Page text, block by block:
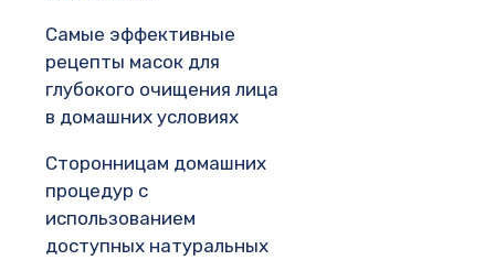
Самые эффективные
рецепты масок для
глубокого очищения лица
в домашних условиях
Сторонницам домашних
процедур с
использованием
доступных натуральных